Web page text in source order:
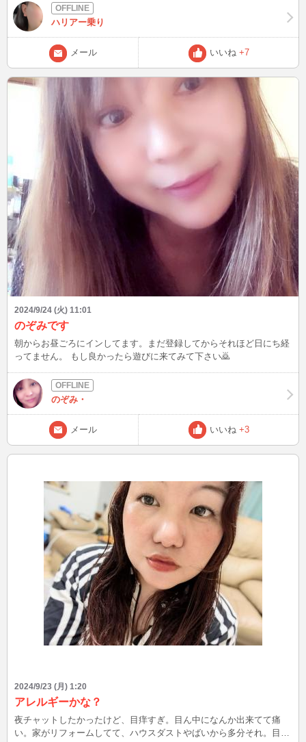
ハリアー乗り
メール いいね +7
2024/9/24 (火) 11:01
のぞみです
朝からお昼ごろにインしてます。まだ登録してからそれほど日にち経
ってません。 もし良かったら遊びに来てみて下さい🙇
のぞみ・
メール いいね +3
2024/9/23 (月) 1:20
アレルギーかな？
夜チャットしたかったけど、目痒すぎ。目ん中になんか出来てて痛
い。家がリフォームしてて、ハウスダストやばいから多分それ。目開